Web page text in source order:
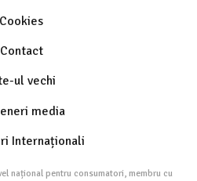
Cookies
Contact
ul vechi
media
Internaționali
național pentru consumatori, membru cu